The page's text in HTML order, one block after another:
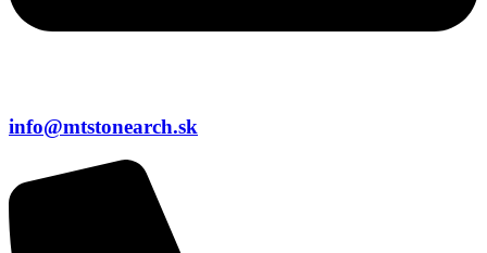
info@mtstonearch.sk